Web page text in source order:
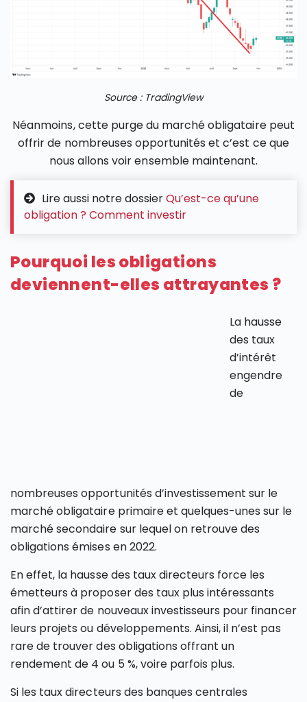
Source : TradingView
Néanmoins, cette purge du marché obligataire peut
offrir de nombreuses opportunités et c’est ce que
nous allons voir ensemble maintenant.
Lire aussi notre dossierQu’est-ce qu’une
obligation ? Comment investir
Pourquoi les obligations
deviennent-elles attrayantes ?
La hausse
des taux
d’intérêt
engendre
de
nombreuses opportunités d’investissement sur le
marché obligataire primaire et quelques-unes sur le
marché secondaire sur lequel on retrouve des
obligations émises en 2022.
En effet, la hausse des taux directeurs force les
émetteurs à proposer des taux plus intéressants
afin d’attirer de nouveaux investisseurs pour financer
leurs projets ou développements. Ainsi, il n’est pas
rare de trouver des obligations offrant un
rendement de 4 ou 5 %, voire parfois plus.
Si les taux directeurs des banques centrales